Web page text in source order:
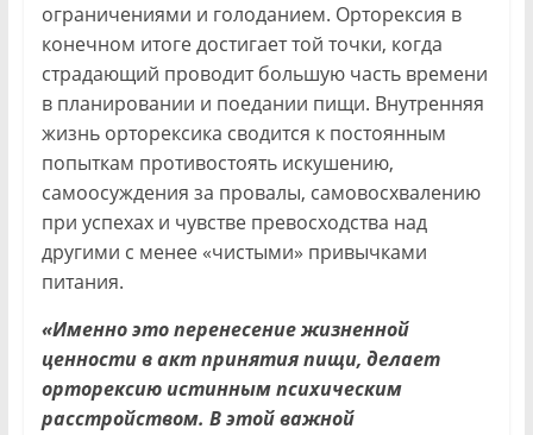
ограничениями и голоданием. Орторексия в
конечном итоге достигает той точки, когда
страдающий проводит большую часть времени
в планировании и поедании пищи. Внутренняя
жизнь орторексика сводится к постоянным
попыткам противостоять искушению,
самоосуждения за провалы, самовосхвалению
при успехах и чувстве превосходства над
другими с менее «чистыми» привычками
питания.
«Именно это перенесение жизненной
ценности в акт принятия пищи, делает
орторексию истинным психическим
расстройством. В этой важной